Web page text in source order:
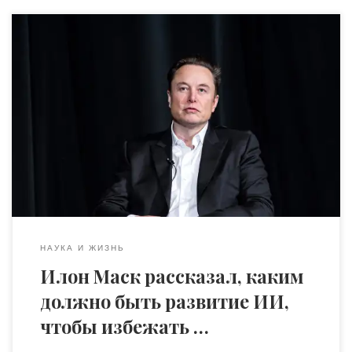
На днях стало известно, что американский
предприниматель и инженер Илон Маск создал
компанию X.AI для разработки решений в сфере
искусственного интеллекта. А месяцем ранее он, и еще
более 1000 экспертов, подписали открытое письмо,
призывающее лаборатории ИИ по всему миру
приостановить разработку моделей мощнее GTP-4 из-за
«значительных рисков для общества и […]
НАУКА И ЖИЗНЬ
Илон Маск рассказал, каким
должно быть развитие ИИ,
чтобы избежать …